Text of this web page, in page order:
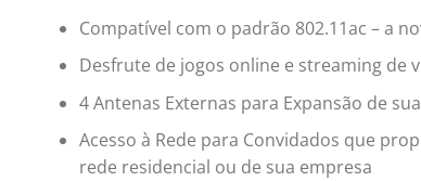
Compatível com o padrão 802.11ac – a
Desfrute de jogos online e streaming de
4 Antenas Externas para Expansão de
Acesso à Rede para Convidados que
rede residencial ou de sua empresa